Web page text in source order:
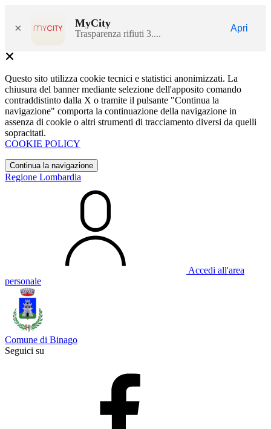
× MyCity
Trasparenza rifiuti 3....
Apri
Questo sito utilizza cookie tecnici e statistici anonimizzati. La
chiusura del banner mediante selezione dell'apposito comando
contraddistinto dalla X o tramite il pulsante "Continua la
navigazione" comporta la continuazione della navigazione in
assenza di cookie o altri strumenti di tracciamento diversi da quelli
sopracitati.
COOKIE POLICY
Continua la navigazione
Regione Lombardia
Accedi all'area
personale
Comune di Binago
Seguici su